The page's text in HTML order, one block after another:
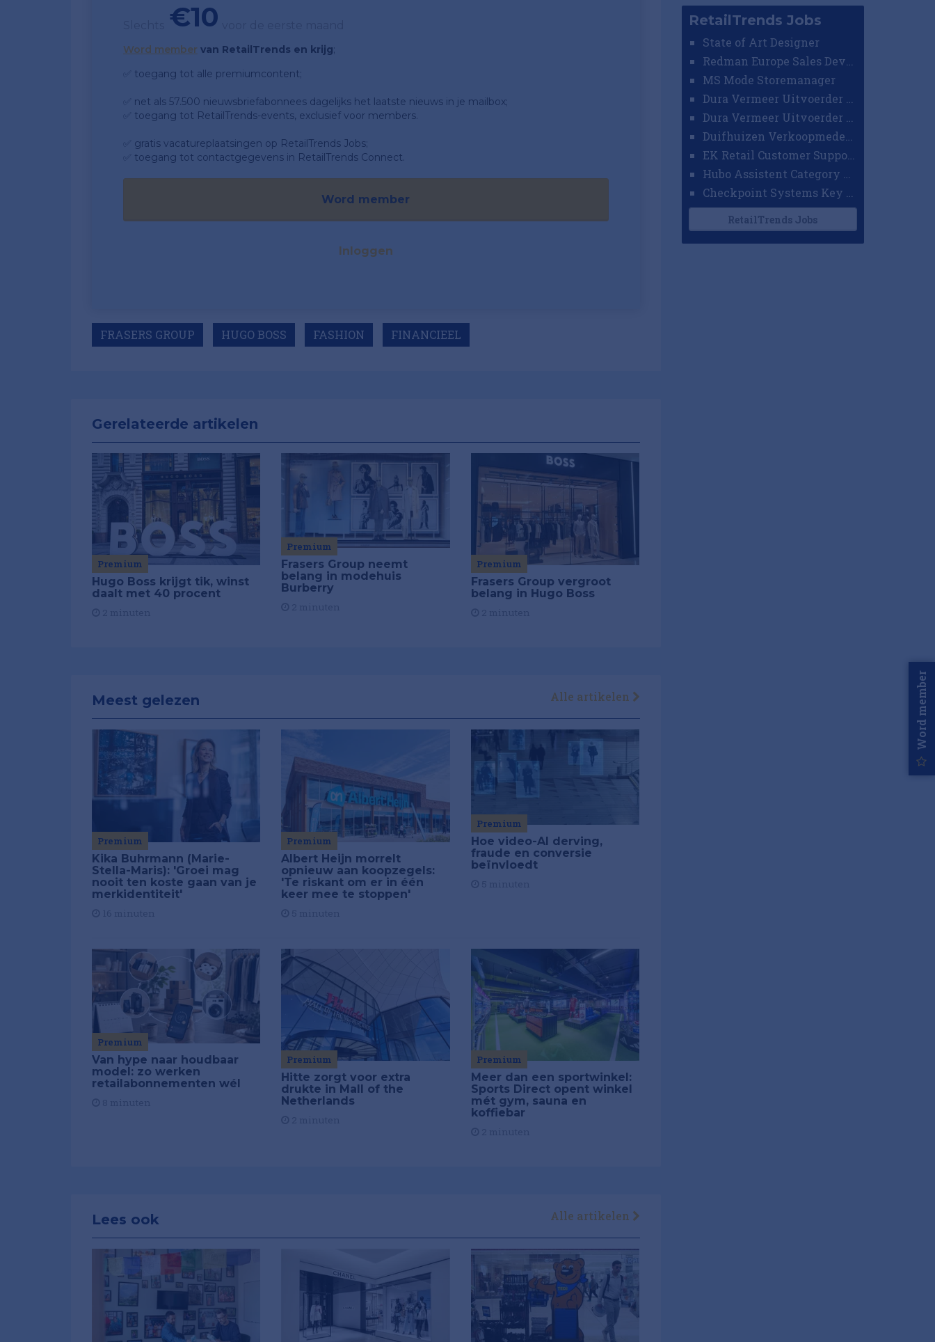
€10
Word member van RetailTrends en krijg;
✅ toegang tot alle premiumcontent;
✅ net als 57.500 nieuwsbriefabonnees dagelijks het laatste nieuws in je mailbox;
✅ toegang tot RetailTrends-events, exclusief voor members.
✅ gratis vacatureplaatsingen op RetailTrends Jobs;
✅ toegang tot contactgegevens in RetailTrends Connect.
Word member
Inloggen
FRASERS GROUP HUGO BOSS FASHION FINANCIEEL
Gerelateerde artikelen
Premium
Hugo Boss krijgt tik, winst
daalt met 40 procent
Premium
Frasers Group neemt
belang in modehuis
Burberry
Premium
Frasers Group vergroot
belang in Hugo Boss
Meest gelezen Alle artikelen
Premium
Kika Buhrmann (Marie-
Stella-Maris): 'Groei mag
nooit ten koste gaan van je
merkidentiteit'
Premium
Albert Heijn morrelt
opnieuw aan koopzegels:
'Te riskant om er in één
keer mee te stoppen'
Premium
Hoe video-AI derving,
fraude en conversie
beïnvloedt
Premium
Van hype naar houdbaar
model: zo werken
retailabonnementen wél
Premium
Hitte zorgt voor extra
drukte in Mall of the
Netherlands
Premium
Meer dan een sportwinkel:
Sports Direct opent winkel
mét gym, sauna en
koffiebar
Lees ook Alle artikelen
RetailTrends Jobs
State of Art Designer
MS Mode Storemanager
EK Retail Customer Support Omnichannel
RetailTrends Jobs
Word member